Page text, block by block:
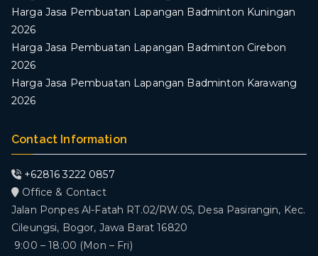
Harga Jasa Pembuatan Lapangan Badminton Kuningan
2026
Harga Jasa Pembuatan Lapangan Badminton Cirebon
2026
Harga Jasa Pembuatan Lapangan Badminton Karawang
2026
Contact Information
+62816 3222 0857
Office & Contact
Jalan Ponpes Al-Fatah RT.02/RW.05, Desa Pasirangin, Kec.
Cileungsi, Bogor, Jawa Barat 16820
9:00 – 18:00 (Mon – Fri)